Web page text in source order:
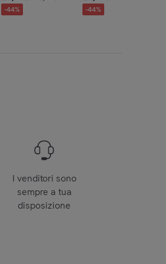
-44% -44%
I venditori sono
sempre a tua
disposizione